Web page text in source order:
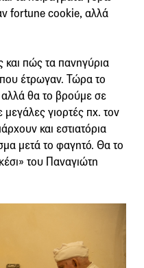
fortune cookie, αλλά
και πώς τα πανηγύρια
που έτρωγαν. Τώρα το
αλλά θα το βρούμε σε
μεγάλες γιορτές πχ. τον
και εστιατόρια
μετά το φαγητό. Θα το
του Παναγιώτη